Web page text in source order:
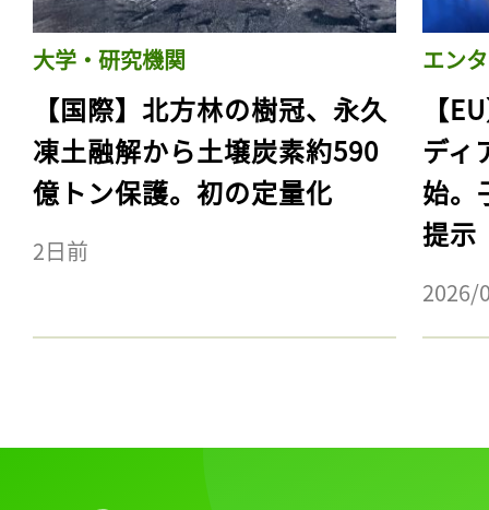
大学・研究機関
【国際】北方林の樹冠、永久
凍土融解から土壌炭素約590
億トン保護。初の定量化
2日前
エン
【
ディ
始。
提示
2026/